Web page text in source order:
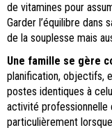
de vitamines pour
Garder l’équilibre dans
de la souplesse mais
Une famille se gère
planification, objectifs,
postes identiques à
activité professionnelle
particulièrement